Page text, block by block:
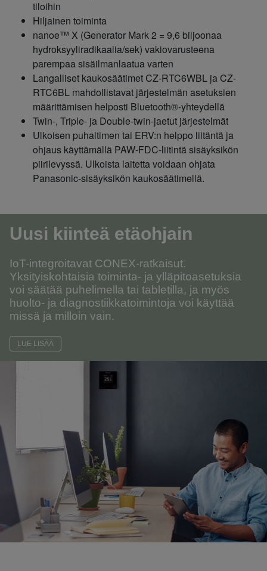
tiloihin
Hiljainen toiminta
nanoe™ X (Generator Mark 2 = 9,6 biljoonaa
hydroksyyliradikaalia/sek) vakiovarusteena
parempaa sisäilmanlaatua varten
Langalliset kaukosäätimet CZ-RTC6WBL ja CZ-
RTC6BL mahdollistavat järjestelmän asetuksien
määrittämisen helposti Bluetooth®-yhteydellä
Twin-, Triple- ja Double-twin-jaetut järjestelmät
Ulkoisen puhaltimen tai ERV:n helppo liitäntä ja
ohjaus käyttämällä PAW-FDC-liitintä sisäyksikön
piirilevyssä. Ulkoista laitetta voidaan ohjata
Panasonic-sisäyksikön kaukosäätimellä.
Uusi kiinteä etäohjain
IoT-integroitavat CONEX-ratkaisut.
Yksityiskohtaisia toiminta- ja ylläpitoasetuksia
voi säätää puhelimella tai tabletilla, ja myös
huolto- ja diagnostiikkatoimintoja voi käyttää
missä ja milloin vain.
LUE LISÄÄ